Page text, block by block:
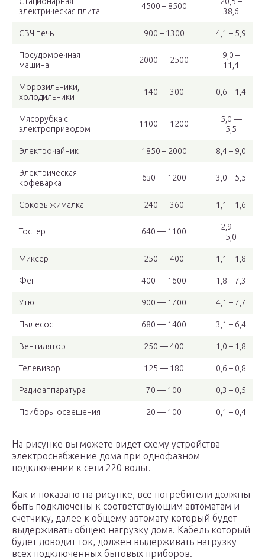
электрическая плита
4500 – 8500
38,6
СВЧ печь 900 – 1300 4,1 – 5,9
Посудомоечная
машина
2000 — 2500
9,0 –
11,4
Морозильники,
холодильники
140 — 300 0,6 – 1,4
Мясорубка с
электроприводом
1100 — 1200
5,0 —
5,5
Электрочайник 1850 – 2000 8,4 – 9,0
Электрическая
кофеварка
6з0 — 1200 3,0 – 5,5
Соковыжималка 240 — 360 1,1 – 1,6
Тостер 640 — 1100
2,9 —
5,0
Миксер 250 — 400 1,1 – 1,8
Фен 400 — 1600 1,8 – 7,3
Утюг 900 — 1700 4,1 – 7,7
Пылесос 680 — 1400 3,1 – 6,4
Вентилятор 250 — 400 1,0 – 1,8
Телевизор 125 — 180 0,6 – 0,8
Радиоаппаратура 70 — 100 0,3 – 0,5
Приборы освещения 20 — 100 0,1 – 0,4
На рисунке вы можете видет схему устройства
электроснабжение дома при однофазном
подключении к сети 220 вольт.
Как и показано на рисунке, все потребители должны
быть подключены к соответствующим автоматам и
счетчику, далее к общему автомату который будет
выдерживать общею нагрузку дома. Кабель который
будет доводит ток, должен выдерживать нагрузку
всех подключенных бытовых приборов.